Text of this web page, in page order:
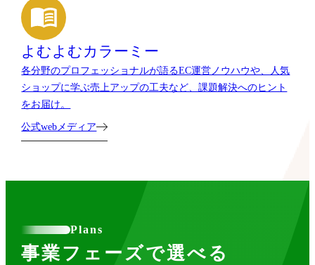
よむよむカラーミー
各分野のプロフェッショナルが語るEC運営ノウハウや、人気
ショップに学ぶ売上アップの工夫など、課題解決へのヒント
をお届け。
公式webメディア
Plans
事業フェーズで選べる